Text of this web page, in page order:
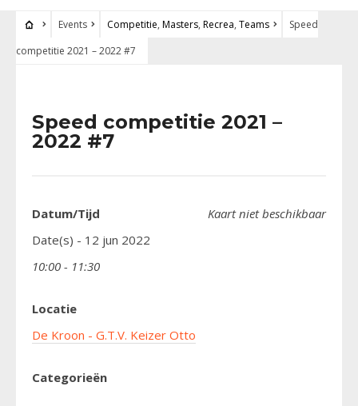
Events Competitie, Masters, Recrea, Teams
Speed
competitie 2021 – 2022 #7
Speed competitie 2021 –
2022 #7
Kaart niet beschikbaar
Datum/Tijd
Date(s) - 12 jun 2022
10:00 - 11:30
Locatie
De Kroon - G.T.V. Keizer Otto
Categorieën